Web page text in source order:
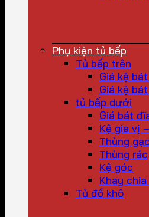
Phụ kiện tủ bếp
Tủ bếp trên
Giá kệ
Giá kệ
tủ bếp dưới
Giá bát
Kệ gia vị
Thùng
Thùng rác
Kệ góc
Khay
Tủ đồ khô